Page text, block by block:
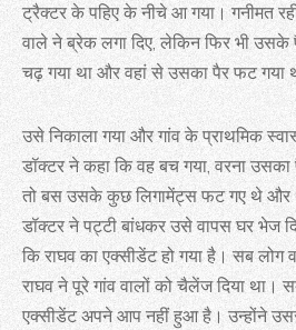
ट्रैक्टर के पहिए के नीचे आ गया। गनीमत
वाले ने ब्रेक लगा दिए, लेकिन फिर भी
चढ़ गया था और वहां से उसका पैर फट गया
उसे निकाला गया और गांव के प्राथमिक
डॉक्टर ने कहा कि वह बच गया, वरना
तो बस उसके कुछ लिगामेंट्स फट गए थे और
डॉक्टर ने पट्टी बांधकर उसे वापस घर भेज
कि राघव का एक्सीडेंट हो गया है। सब लोग
राघव ने पूरे गांव वालों को चैलेंज दिया था।
एक्सीडेंट अपने आप नहीं हुआ है। उन्होंने